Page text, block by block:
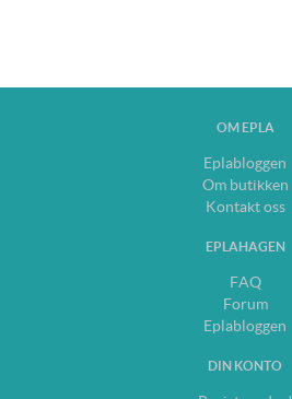
OM EPLA
Eplabloggen
Om butikken
Kontakt oss
EPLAHAGEN
FAQ
Forum
Eplabloggen
DIN KONTO